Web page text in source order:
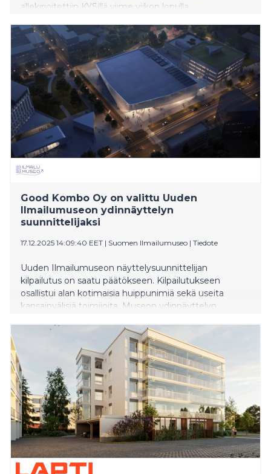
allekirjoitettiin KYSillä viime viikon lopulla.
Good Kombo Oy on valittu Uuden
Ilmailumuseon ydinnäyttelyn
suunnittelijaksi
17.12.2025 14:09:40 EET | Suomen Ilmailumuseo | Tiedote
Uuden Ilmailumuseon näyttelysuunnittelijan
kilpailutus on saatu päätökseen. Kilpailutukseen
osallistui alan kotimaisia huippunimiä sekä useita
kansainvälisiä toimijoita. Museon ydinnäyttelyn
näyttelysuunnitteluun erikoistunut Good Kombo Oy.
Uuden museon ydinnäyttely suunnitellaan ja
toteutetaan tiiviissä yhteistyössä museon
asiantuntijatiimin kanssa.